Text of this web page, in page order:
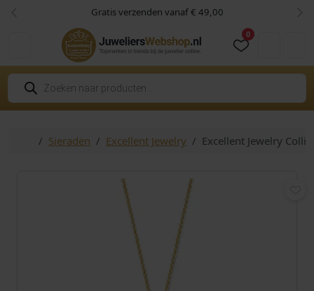
Skip to content
Skip to footer Gratis verzenden vanaf € 49,00
Vorige
0
P
o
d
HomeSieraden Excellent Jewelry Excellent Jewelry